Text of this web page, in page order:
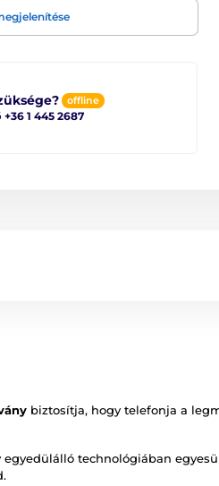
offline
+36 1 445 2687
biztosítja, hogy telefonja a
egyedülálló technológiában